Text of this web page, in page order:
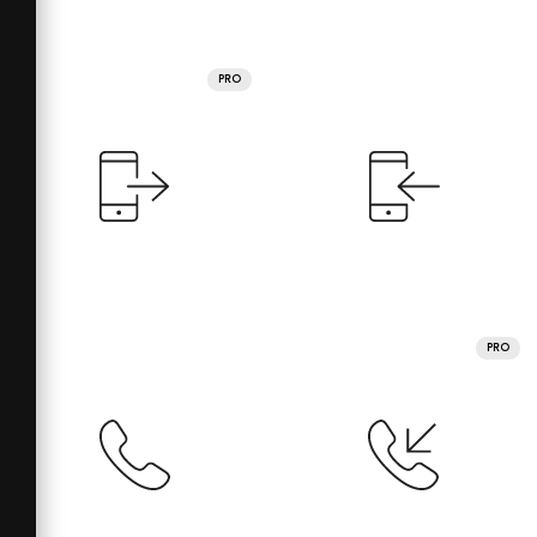
PRO
PRO